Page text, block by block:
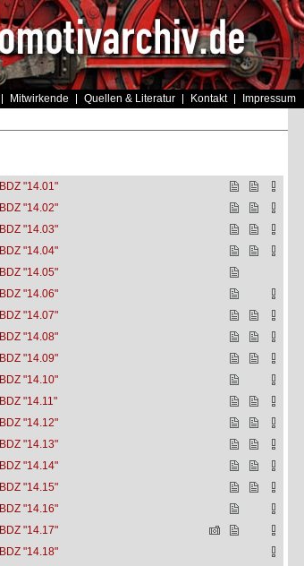
Mitwirkende Quellen & Literatur Kontakt Impressum
BDZ "14.01"
BDZ "14.02"
BDZ "14.03"
BDZ "14.04"
BDZ "14.05"
BDZ "14.06"
BDZ "14.07"
BDZ "14.08"
BDZ "14.09"
BDZ "14.10"
BDZ "14.11"
BDZ "14.12"
BDZ "14.13"
BDZ "14.14"
BDZ "14.15"
BDZ "14.16"
BDZ "14.17"
BDZ "14.18"